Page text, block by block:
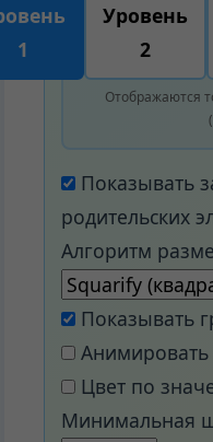
1
Уровень
2
Отображаются
Показывать
родительских
Алгоритм
Показывать
Цвет по
Минимальная